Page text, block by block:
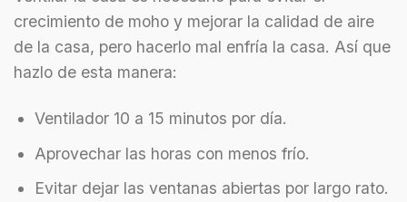
crecimiento de moho y mejorar la calidad de aire
de la casa, pero hacerlo mal enfría la casa. Así que
hazlo de esta manera:
Ventilador 10 a 15 minutos por día.
Aprovechar las horas con menos frío.
Evitar dejar las ventanas abiertas por largo rato.